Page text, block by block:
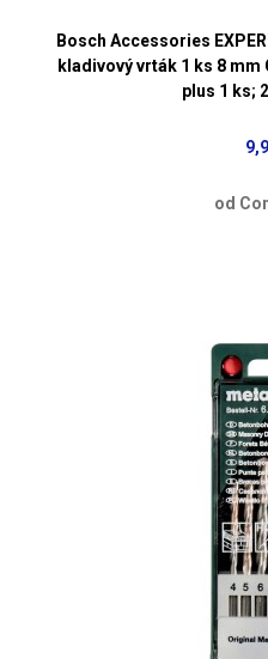
Bosch Accessories
kladivový vrták 1 ks 8 mm
plus 1 ks;
od